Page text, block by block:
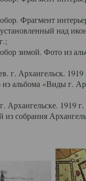
Фрагмент
над
зимой. Фото из
г. Архангельск.
альбома «Виды г.
Архангельске. 1919
собрания